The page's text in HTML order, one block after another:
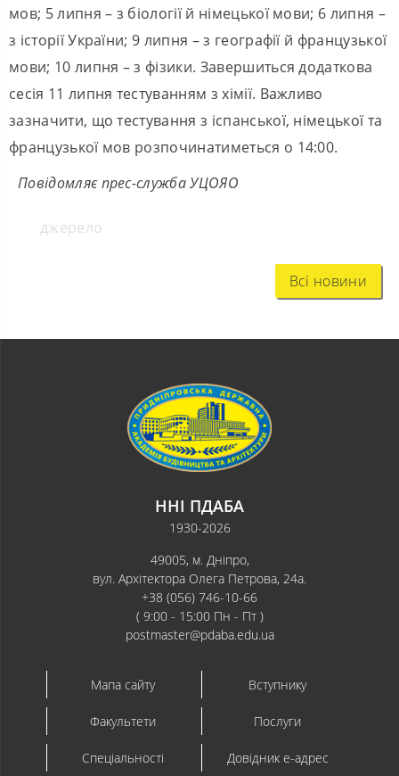
мов; 5 липня – з біології й німецької мови; 6 липня –
з історії України; 9 липня – з географії й французької
мови; 10 липня – з фізики. Завершиться додаткова
сесія 11 липня тестуванням з хімії. Важливо
зазначити, що тестування з іспанської, німецької та
французької мов розпочинатиметься о 14:00.
Повідомляє прес-служба УЦОЯО
джерело
Всі новини
ННІ ПДАБА
1930-2026
49005, м. Дніпро,
вул. Архітектора Олега Петрова, 24а.
+38 (056) 746-10-66
( 9:00 - 15:00 Пн - Пт )
postmaster@pdaba.edu.ua
Мапа сайту Вступнику
Факультети Послуги
Спеціальності Довідник e-адрес